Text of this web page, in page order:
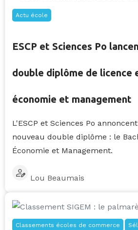
Actu école
ESCP et Sciences Po
double diplôme de licence
économie et management
L'ESCP et Sciences Po
nouveau double diplôme : le
Économie et Management.
Lou Beaumais
Classements écoles de commerce